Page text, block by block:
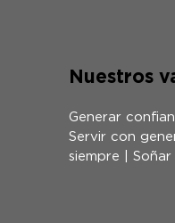
Nuestros
Generar
Servir con
siempre |